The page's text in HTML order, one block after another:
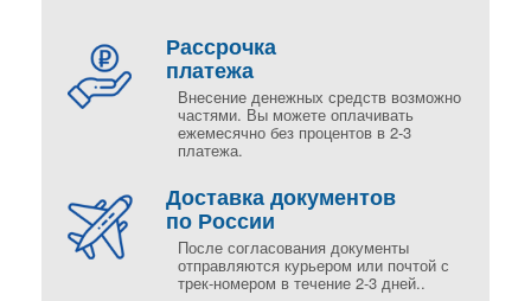
Рассрочка
платежа
Внесение денежных средств возможно
частями. Вы можете оплачивать
ежемесячно без процентов в 2-3
платежа.
Доставка документов
по России
После согласования документы
отправляются курьером или почтой с
трек-номером в течение 2-3 дней..